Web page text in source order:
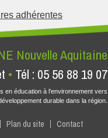
adhérentes
Nouvelle Aquitaine
Tél : 05 56 88 19 07
en éducation à l'environnement vers
durable dans la région.
Plan du site Contact